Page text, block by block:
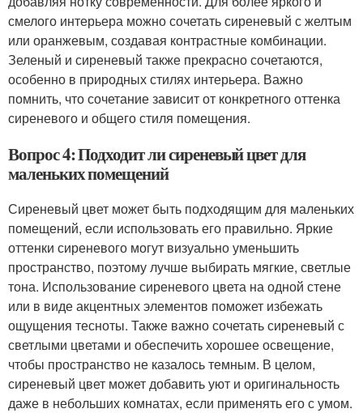
смелого интерьера можно сочетать сиреневый с желтым
или оранжевым, создавая контрастные комбинации.
Зеленый и сиреневый также прекрасно сочетаются,
особенно в природных стилях интерьера. Важно
помнить, что сочетание зависит от конкретного оттенка
сиреневого и общего стиля помещения.
Вопрос 4: Подходит ли сиреневый цвет для
маленьких помещений
Сиреневый цвет может быть подходящим для маленьких
помещений, если использовать его правильно. Яркие
оттенки сиреневого могут визуально уменьшить
пространство, поэтому лучше выбирать мягкие, светлые
тона. Использование сиреневого цвета на одной стене
или в виде акцентных элементов поможет избежать
ощущения тесноты. Также важно сочетать сиреневый с
светлыми цветами и обеспечить хорошее освещение,
чтобы пространство не казалось темным. В целом,
сиреневый цвет может добавить уют и оригинальность
даже в небольших комнатах, если применять его с умом.